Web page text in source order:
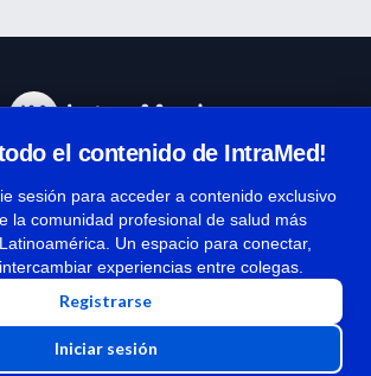
el contenido de IntraMed!
sesión para acceder a contenido exclusivo
la comunidad profesional de salud más
Un espacio para conectar,
experiencias entre colegas.
Registrarse
Iniciar sesión
Términos y condiciones
| Políticas de privacidad
derechos reservados | Copyright 1997-2026